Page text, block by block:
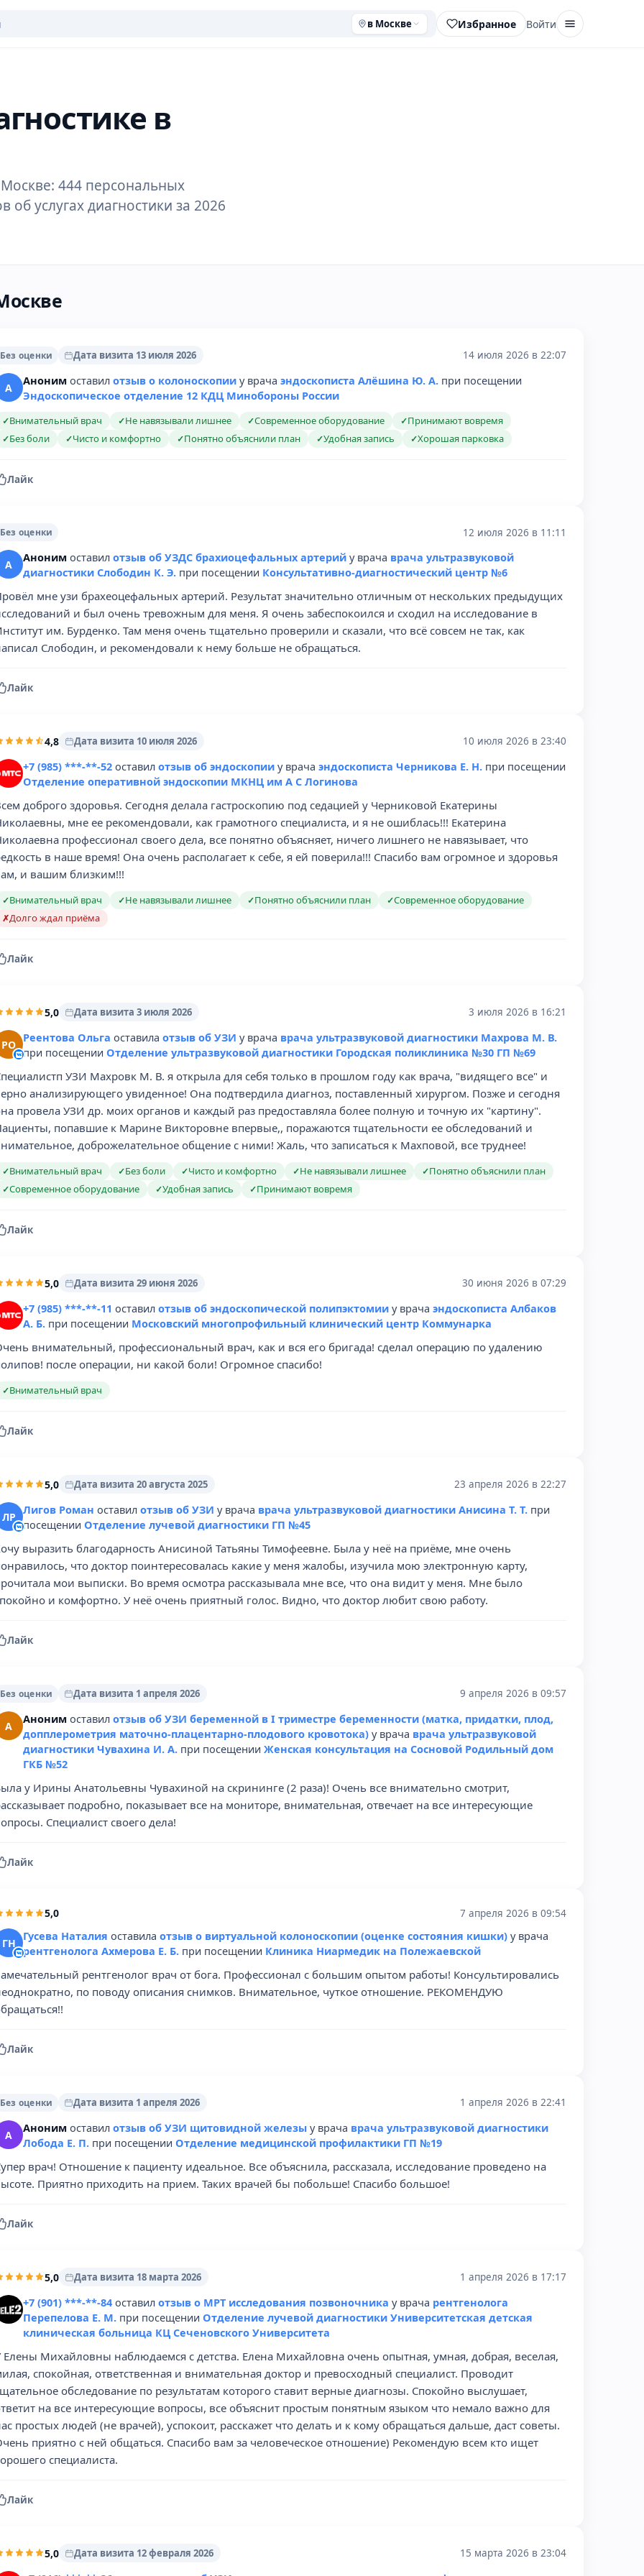
в Москве Избранное Войти
в
444 персональных
услугах диагностики за 2026
Без оценки Дата визита 13 июля 2026 14 июля 2026 в 22:07
А Аноним оставил отзыв о колоноскопии у врача эндоскописта Алёшина Ю. А. при посещении
Эндоскопическое отделение 12 КДЦ Минобороны России
✓Внимательный врач ✓Не навязывали лишнее ✓Современное оборудование ✓Принимают вовремя
✓Без боли ✓Чисто и комфортно ✓Понятно объяснили план ✓Удобная запись ✓Хорошая парковка
Лайк
Без оценки 12 июля 2026 в 11:11
А Аноним оставил отзыв об УЗДС брахиоцефальных артерий у врача врача ультразвуковой
диагностики Слободин К. Э. при посещении Консультативно-диагностический центр №6
мне узи брахеоцефальных артерий. Результат значительно отличным от нескольких предыдущих
и был очень тревожным для меня. Я очень забеспокоился и сходил на исследование в
им. Бурденко. Там меня очень тщательно проверили и сказали, что всё совсем не так, как
Слободин, и рекомендовали к нему больше не обращаться.
Лайк
4,8 Дата визита 10 июля 2026 10 июля 2026 в 23:40
+7 (985) ***-**-52 оставил отзыв об эндоскопии у врача эндоскописта Черникова Е. Н. при посещении
Отделение оперативной эндоскопии МКНЦ им А С Логинова
доброго здоровья. Сегодня делала гастроскопию под седацией у Черниковой Екатерины
мне ее рекомендовали, как грамотного специалиста, и я не ошиблась!!! Екатерина
профессионал своего дела, все понятно объясняет, ничего лишнего не навязывает, что
в наше время! Она очень располагает к себе, я ей поверила!!! Спасибо вам огромное и здоровья
и вашим близким!!!
✓Внимательный врач ✓Не навязывали лишнее ✓Понятно объяснили план ✓Современное оборудование
✗Долго ждал приёма
Лайк
5,0 Дата визита 3 июля 2026 3 июля 2026 в 16:21
РО Реентова Ольга оставила отзыв об УЗИ у врача врача ультразвуковой диагностики Махрова М. В.
при посещении Отделение ультразвуковой диагностики Городская поликлиника №30 ГП №69
УЗИ Махровк М. В. я открыла для себя только в прошлом году как врача, "видящего все" и
анализирующего увиденное! Она подтвердила диагноз, поставленный хирургом. Позже и сегодня
провела УЗИ др. моих органов и каждый раз предоставляла более полную и точную их "картину".
попавшие к Марине Викторовне впервые,, поражаются тщательности ее обследований и
доброжелательное общение с ними! Жаль, что записаться к Махповой, все труднее!
✓Внимательный врач ✓Без боли ✓Чисто и комфортно ✓Не навязывали лишнее ✓Понятно объяснили план
✓Современное оборудование ✓Удобная запись ✓Принимают вовремя
Лайк
5,0 Дата визита 29 июня 2026 30 июня 2026 в 07:29
+7 (985) ***-**-11 оставил отзыв об эндоскопической полипэктомии у врача эндоскописта Албаков
А. Б. при посещении Московский многопрофильный клинический центр Коммунарка
внимательный, профессиональный врач, как и вся его бригада! сделал операцию по удалению
после операции, ни какой боли! Огромное спасибо!
✓Внимательный врач
Лайк
5,0 Дата визита 20 августа 2025 23 апреля 2026 в 22:27
ЛР Лигов Роман оставил отзыв об УЗИ у врача врача ультразвуковой диагностики Анисина Т. Т. при
посещении Отделение лучевой диагностики ГП №45
выразить благодарность Анисиной Татьяны Тимофеевне. Была у неё на приёме, мне очень
что доктор поинтересовалась какие у меня жалобы, изучила мою электронную карту,
мои выписки. Во время осмотра рассказывала мне все, что она видит у меня. Мне было
и комфортно. У неё очень приятный голос. Видно, что доктор любит свою работу.
Лайк
Без оценки Дата визита 1 апреля 2026 9 апреля 2026 в 09:57
А Аноним оставил отзыв об УЗИ беременной в I триместре беременности (матка, придатки, плод,
допплерометрия маточно-плацентарно-плодового кровотока) у врача врача ультразвуковой
диагностики Чувахина И. А. при посещении Женская консультация на Сосновой Родильный дом
ГКБ №52
у Ирины Анатольевны Чувахиной на скрининге (2 раза)! Очень все внимательно смотрит,
подробно, показывает все на мониторе, внимательная, отвечает на все интересующие
Специалист своего дела!
Лайк
5,0 7 апреля 2026 в 09:54
ГН Гусева Наталия оставила отзыв о виртуальной колоноскопии (оценке состояния кишки) у врача
рентгенолога Ахмерова Е. Б. при посещении Клиника Ниармедик на Полежаевской
рентгенолог врач от бога. Профессионал с большим опытом работы! Консультировались
по поводу описания снимков. Внимательное, чуткое отношение. РЕКОМЕНДУЮ
Лайк
Без оценки Дата визита 1 апреля 2026 1 апреля 2026 в 22:41
А Аноним оставил отзыв об УЗИ щитовидной железы у врача врача ультразвуковой диагностики
Лобода Е. П. при посещении Отделение медицинской профилактики ГП №19
врач! Отношение к пациенту идеальное. Все объяснила, рассказала, исследование проведено на
Приятно приходить на прием. Таких врачей бы побольше! Спасибо большое!
Лайк
5,0 Дата визита 18 марта 2026 1 апреля 2026 в 17:17
+7 (901) ***-**-84 оставил отзыв о МРТ исследования позвоночника у врача рентгенолога
Перепелова Е. М. при посещении Отделение лучевой диагностики Университетская детская
клиническая больница КЦ Сеченовского Университета
Елены Михайловны наблюдаемся с детства. Елена Михайловна очень опытная, умная, добрая, веселая,
спокойная, ответственная и внимательная доктор и превосходный специалист. Проводит
обследование по результатам которого ставит верные диагнозы. Спокойно выслушает,
на все интересующие вопросы, все объяснит простым понятным языком что немало важно для
простых людей (не врачей), успокоит, расскажет что делать и к кому обращаться дальше, даст советы.
приятно с ней общаться. Спасибо вам за человеческое отношение) Рекомендую всем кто ищет
специалиста.
Лайк
5,0 Дата визита 12 февраля 2026 15 марта 2026 в 23:04